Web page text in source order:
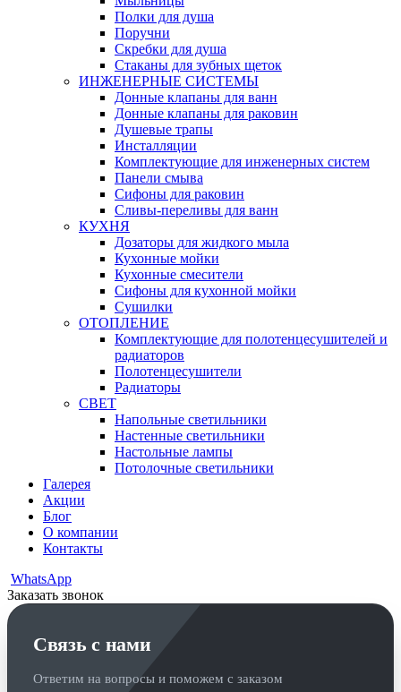
Полки для душа
Поручни
Скребки для душа
Стаканы для зубных щеток
ИНЖЕНЕРНЫЕ СИСТЕМЫ
Донные клапаны для ванн
Донные клапаны для раковин
Душевые трапы
Инсталляции
Комплектующие для инженерных систем
Панели смыва
Сифоны для раковин
Сливы-переливы для ванн
КУХНЯ
Дозаторы для жидкого мыла
Кухонные мойки
Кухонные смесители
Сифоны для кухонной мойки
Сушилки
ОТОПЛЕНИЕ
Комплектующие для полотенцесушителей и
радиаторов
Полотенцесушители
Радиаторы
СВЕТ
Напольные светильники
Настенные светильники
Настольные лампы
Потолочные светильники
Галерея
Акции
Блог
О компании
Контакты
WhatsApp
Заказать звонок
Связь с нами
Ответим на вопросы и поможем с заказом